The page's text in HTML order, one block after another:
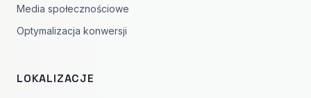
Media społecznościowe
Optymalizacja konwersji
LOKALIZACJE